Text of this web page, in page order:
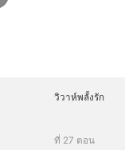
วิวาห์พลั้งรัก
ที่ 27 ตอน